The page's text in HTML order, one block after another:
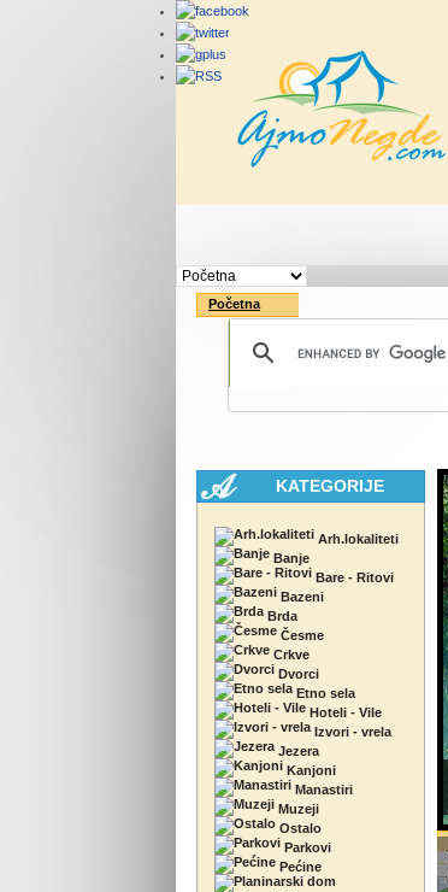
Početna
KATEGORIJE
Arh.lokaliteti
Banje
Bare - Ritovi
Bazeni
Brda
Česme
Crkve
Dvorci
Etno sela
Hoteli - Vile
Izvori - vrela
Jezera
Kanjoni
Manastiri
Muzeji
Ostalo
Parkovi
Pećine